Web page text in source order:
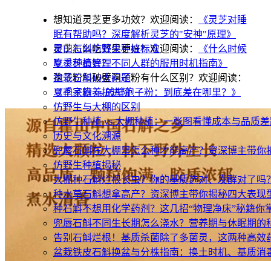
霍山石斛仿野生种植标准
夏季种植管理
盆栽石斛10大问题
夏季家庭养护进阶
仿野生与大棚的区别
仿野生种植 vs 大棚种植：一张图看懂成本与品质
历史与文化溯源
兜唇石斛在大棚里怎么种才能高产？资深博主带你
仿野生种植揭秘
大棚种石斛烂根长虫？你的基质选对、发酵对了吗
种水草石斛想拿高产？资深博主带你揭秘四大表现
种石斛不想用化学药剂？这几招“物理净床”秘籍你
兜唇石斛不同生长期怎么浇水？营养期与休眠期的
告别石斛烂根！基质杀菌除了多菌灵，这两种高效
盆栽铁皮石斛换盆与分株指南：换土时机、基质消
想知道灵芝更多功效？欢迎阅读：
《灵芝对睡
眠有帮助吗？深度解析灵芝的"安神"原理》
灵芝怎么吃效果更好？欢迎阅读：
《什么时候
吃灵芝最好？不同人群的服用时机指南》
孢子粉和破壁孢子粉有什么区别？欢迎阅读：
《孢子粉 vs 破壁孢子粉：到底差在哪里？》